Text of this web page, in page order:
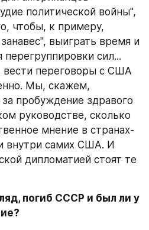
политической войны",
чтобы, к примеру,
выиграть время и
перегруппировки сил...
вести переговоры с США
Мы, скажем,
пробуждение здравого
руководстве, сколько
мнение в странах-
внутри самих США. И
дипломатией стоят те
погиб СССР и был ли у